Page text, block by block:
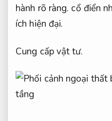
hành rõ ràng. cổ điển
ích hiện đại.
Cung cấp vật tư.